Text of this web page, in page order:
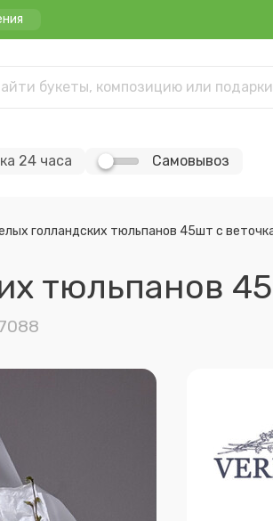
24 часа Самовывоз
голландских тюльпанов 45шт с